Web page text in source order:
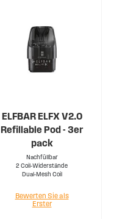
ELFBAR ELFX V2.0
Refillable Pod - 3er
pack
Nachfüllbar
2 Coil-Widerstände
Dual-Mesh Coil
Bewerten Sie als
Erster